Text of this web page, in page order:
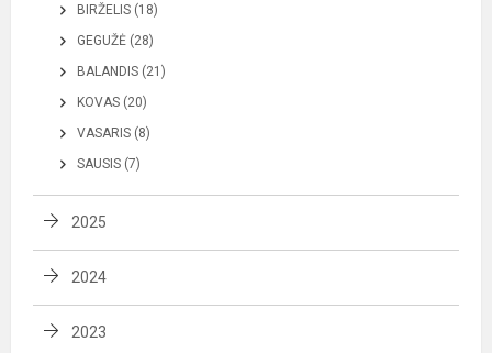
BIRŽELIS (18)
GEGUŽĖ (28)
BALANDIS (21)
KOVAS (20)
VASARIS (8)
SAUSIS (7)
2025
2024
2023